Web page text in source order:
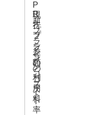
P
R
オ
プ
シ
ョ
ン
利
用
料
率
現
行
プ
ラ
ン
の
コ
ス
ト
新
プ
ラ
ン
の
コ
ス
ト
差
額